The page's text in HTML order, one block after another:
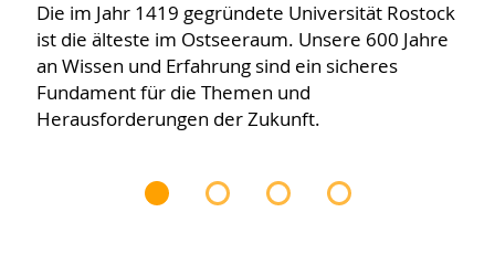
Die im Jahr 1419 gegründete Universität Rostock
ist die älteste im Ostseeraum. Unsere 600 Jahre
an Wissen und Erfahrung sind ein sicheres
Fundament für die Themen und
Herausforderungen der Zukunft.